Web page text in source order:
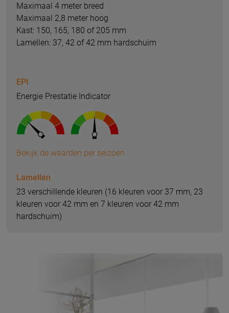
Maximaal 4 meter breed
Maximaal 2,8 meter hoog
Kast: 150, 165, 180 of 205 mm
Lamellen: 37, 42 of 42 mm hardschuim
EPI
Energie Prestatie Indicator
Bekijk de waarden per seizoen
Lamellen
23 verschillende kleuren (16 kleuren voor 37 mm, 23
kleuren voor 42 mm en 7 kleuren voor 42 mm
hardschuim)